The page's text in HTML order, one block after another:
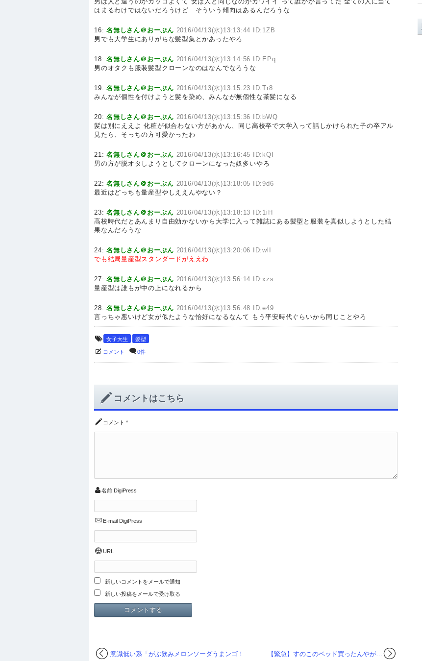
はまるわけではないだろうけど そういう傾向はあるんだろうな
16:名無しさん＠おーぷん 2016/04/13(水)13:13:44 ID:1ZB
男でも大学生にありがちな髪型集とかあったやろ
18:名無しさん＠おーぷん 2016/04/13(水)13:14:56 ID:EPq
男のオタクも服装髪型クローンなのはなんでなろうな
19:名無しさん＠おーぷん 2016/04/13(水)13:15:23 ID:Tr8
みんなが個性を付けようと髪を染め、みんなが無個性な茶髪になる
20:名無しさん＠おーぷん 2016/04/13(水)13:15:36 ID:bWQ
髪は別にええよ 化粧が似合わない方があかん、同じ高校卒で大学入って話しかけられた子の卒アル
見たら、そっちの方可愛かったわ
21:名無しさん＠おーぷん 2016/04/13(水)13:16:45 ID:kQI
男の方が脱オタしようとしてクローンになった奴多いやろ
22:名無しさん＠おーぷん 2016/04/13(水)13:18:05 ID:9d6
最近はどっちも量産型やしええんやない？
23:名無しさん＠おーぷん 2016/04/13(水)13:18:13 ID:1iH
高校時代だとあんまり自由効かないから大学に入って雑誌にある髪型と服装を真似しようとした結
果なんだろうな
24:名無しさん＠おーぷん 2016/04/13(水)13:20:06 ID:wlI
でも結局量産型スタンダードがええわ
27:名無しさん＠おーぷん 2016/04/13(水)13:56:14 ID:xzs
量産型は誰もが中の上になれるから
28:名無しさん＠おーぷん 2016/04/13(水)13:56:48 ID:e49
言っちゃ悪いけど女が似たような恰好になるなんて もう平安時代ぐらいから同じことやろ
女子大生 髪型
コメント 0件
コメントはこちら
コメント *
名前 DigiPress
E-mail DigiPress
URL
新しいコメントをメールで通知
新しい投稿をメールで受け取る
【緊急】すのこのベッド買ったんやが…
意識低い系「がぶ飲みメロンソーダうまンゴ！